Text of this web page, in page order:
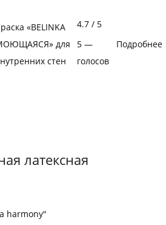
«BELINKA
для
стен
4.7 / 5
5 —
голосов
Подробнее
латексная